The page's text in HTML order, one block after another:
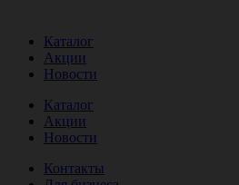
Каталог
Акции
Новости
Каталог
Акции
Новости
Контакты